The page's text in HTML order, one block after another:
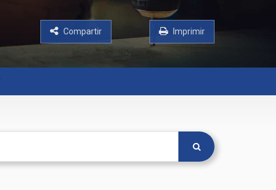
Compartir Imprimir